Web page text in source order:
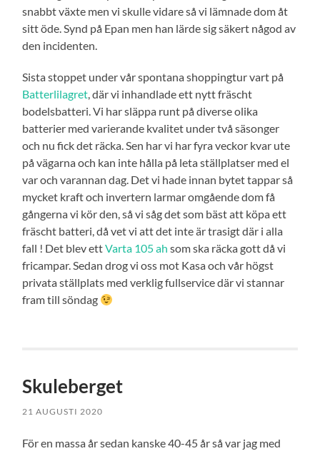
snabbt växte men vi skulle vidare så vi lämnade dom åt
sitt öde. Synd på Epan men han lärde sig säkert någod av
den incidenten.
Sista stoppet under vår spontana shoppingtur vart på
Batterlilagret, där vi inhandlade ett nytt fräscht
bodelsbatteri. Vi har släppa runt på diverse olika
batterier med varierande kvalitet under två säsonger
och nu fick det räcka. Sen har vi har fyra veckor kvar ute
på vägarna och kan inte hålla på leta ställplatser med el
var och varannan dag. Det vi hade innan bytet tappar så
mycket kraft och invertern larmar omgående dom få
gångerna vi kör den, så vi såg det som bäst att köpa ett
fräscht batteri, då vet vi att det inte är trasigt där i alla
fall ! Det blev ettVarta 105 ah som ska räcka gott då vi
fricampar. Sedan drog vi oss mot Kasa och vår högst
privata ställplats med verklig fullservice där vi stannar
fram till söndag
Skuleberget
21 AUGUSTI 2020
För en massa år sedan kanske 40-45 år så var jag med